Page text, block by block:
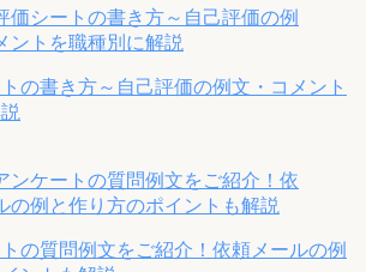
の書き方～自己評価の例文・コメント
の質問例文をご紹介！依頼メールの例